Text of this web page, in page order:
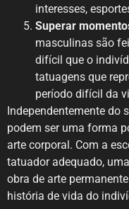
interesses,
Superar
masculinas são
difícil que o
tatuagens que
período difícil da
Independentemente
podem ser uma forma
arte corporal. Com a
tatuador adequado,
obra de arte
história de vida do